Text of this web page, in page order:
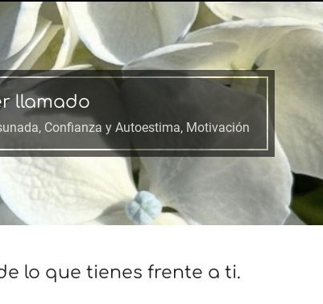
llamado
, Confianza y Autoestima, Motivación
lo que tienes frente a ti.